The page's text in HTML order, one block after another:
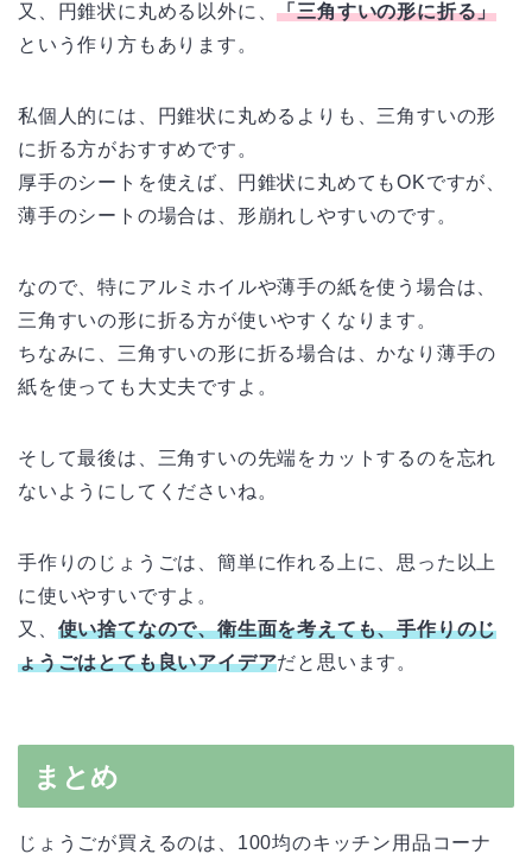
又、円錐状に丸める以外に、「三角すいの形に折る」
という作り方もあります。
私個人的には、円錐状に丸めるよりも、三角すいの形
に折る方がおすすめです。
厚手のシートを使えば、円錐状に丸めてもOKですが、
薄手のシートの場合は、形崩れしやすいのです。
なので、特にアルミホイルや薄手の紙を使う場合は、
三角すいの形に折る方が使いやすくなります。
ちなみに、三角すいの形に折る場合は、かなり薄手の
紙を使っても大丈夫ですよ。
そして最後は、三角すいの先端をカットするのを忘れ
ないようにしてくださいね。
手作りのじょうごは、簡単に作れる上に、思った以上
に使いやすいですよ。
又、 使い捨てなので、衛生面を考えても、手作りのじ
ょうごはとても良いアイデアだと思います。
まとめ
じょうごが買えるのは、100均のキッチン用品コーナ